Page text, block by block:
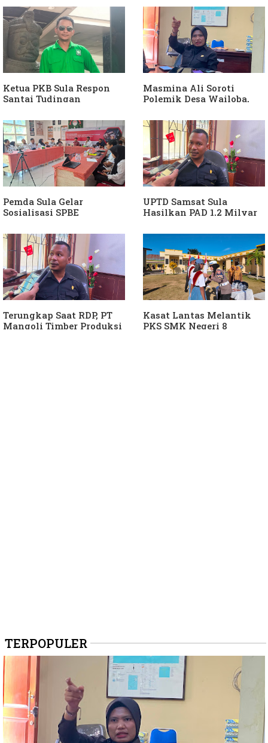
Hanura
Keterlibatan Ketua PKB
Sula
Ketua PKB Sula Respon
Santai Tudingan
Dia Kangen Saya
Masmina Ali Soroti
Polemik Desa Wailoba,
Keterlibatan Ketua PKB
Sula
Pemda Sula Gelar
Sosialisasi SPBE
UPTD Samsat Sula
Hasilkan PAD 1,2 Milyar
Terungkap Saat RDP, PT
Mangoli Timber Produksi
Kasat Lantas Melantik
PKS SMK Negeri 8
TERPOPULER